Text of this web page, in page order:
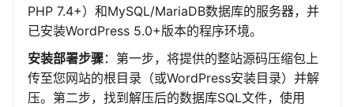
PHP 7.4+）和MySQL/MariaDB数据库的服务器，并
已安装WordPress 5.0+版本的程序环境。
安装部署步骤：第一步，将提供的整站源码压缩包上
传至您网站的根目录（或WordPress安装目录）并解
压。第二步，找到解压后的数据库SQL文件，使用